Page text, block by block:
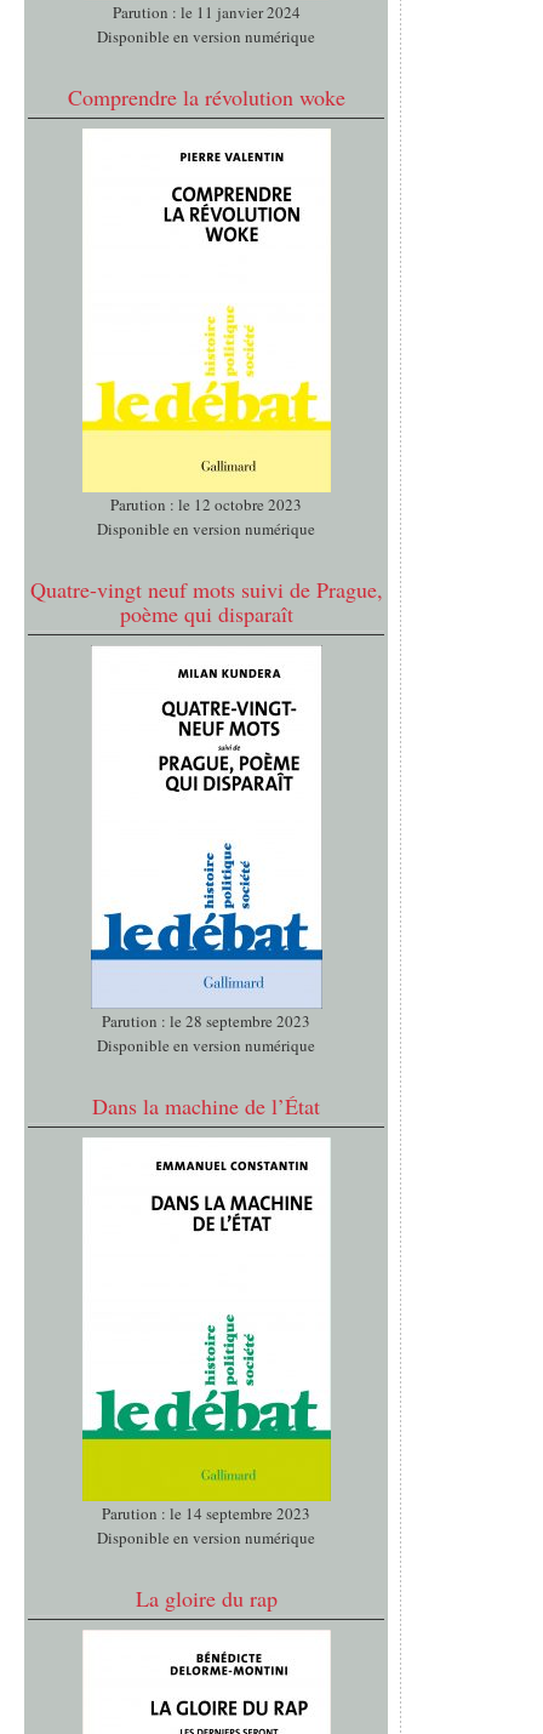
Parution : le 11 janvier 2024
Disponible en version numérique
Comprendre la révolution woke
Parution : le 12 octobre 2023
Disponible en version numérique
Quatre-vingt neuf mots suivi de Prague,
poème qui disparaît
Parution : le 28 septembre 2023
Disponible en version numérique
Dans la machine de l’État
Parution : le 14 septembre 2023
Disponible en version numérique
La gloire du rap